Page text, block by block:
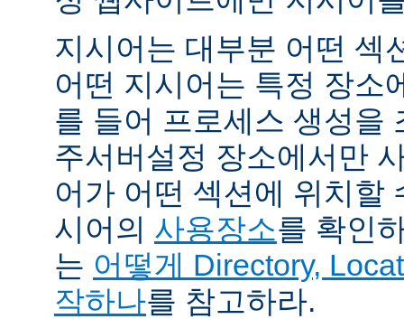
지시어는 대부분 어떤 섹
어떤 지시어는 특정 장소
를 들어 프로세스 생성을
주서버설정 장소에서만
어가 어떤 섹션에 위치할
시어의 사용장소를 확인
는 어떻게 Directory,
작하나를 참고하라.